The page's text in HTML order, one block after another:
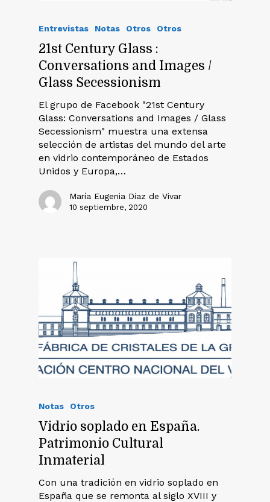
Entrevistas Notas Otros Otros
21st Century Glass :
Conversations and Images /
Glass Secessionism
El grupo de Facebook "21st Century
Glass: Conversations and Images / Glass
Secessionism" muestra una extensa
selección de artistas del mundo del arte
en vidrio contemporáneo de Estados
Unidos y Europa,…
María Eugenia Diaz de Vivar
10 septiembre, 2020
Notas Otros
Vidrio soplado en España.
Patrimonio Cultural
Inmaterial
Con una tradición en vidrio soplado en
España que se remonta al siglo XVIII y